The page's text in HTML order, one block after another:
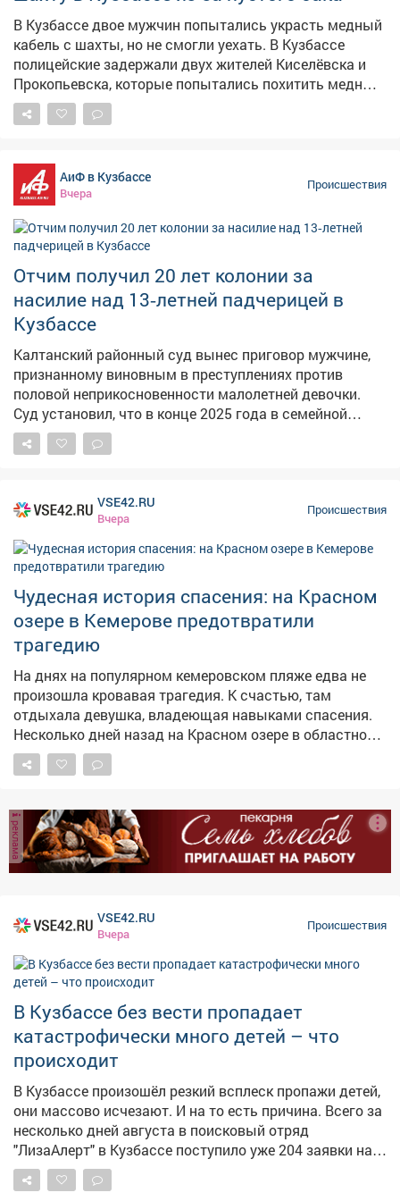
уточнили, что, если бы осётр погиб, ущерб
государству составил бы более 480 тысяч рублей.
Уголовное дело передано в суд для рассмотрения.
Фото: ru.freepik.com
В Кузбассе двое мужчин попытались украсть медный
кабель с шахты, но не смогли уехать. В Кузбассе
полицейские задержали двух жителей Киселёвска и
Прокопьевска, которые попытались похитить медный
кабель с территории угледобывающего предприятия.
Как сообщает ГУ МВД по Кузбассу, сигнал о
заметила двоих неизвестных, которые пытались
украсть кабель длиной более 130 метров. По версии
следствия, злоумышленники отсоединили кабель с
экскаватора, погрузили его в УАЗ, но не смогли уехать.
У них кончился бензин, а потом загорелась машина –
Сумма ущерба превысила 370 тысяч рублей.
Полицейские установили личности подозреваемых –
это 25-летний житель Прокопьевска и 33-летний
киселёвчанин. В отношении них возбуждено уголовное
дело о покушении на кражу в крупном размере.
Максимальное наказание – до шести лет лишения
свободы.
АиФ в Кузбассе
Вчера
Происшествия
Отчим получил 20 лет колонии за
насилие над 13‑летней падчерицей в
Кузбассе
Калтанский районный суд вынес приговор мужчине,
признанному виновным в преступлениях против
половой неприкосновенности малолетней девочки.
Суд установил, что в конце 2025 года в семейной
квартире мужчина, будучи в состоянии алкогольного
опьянения, надругался над своей 13‑летней
тяжесть преступлений, их высокую общественную
опасность и то, что жертвой стал
несовершеннолетний, суд признал подсудимого
виновным. Мужчине назначили 20 лет лишения
свободы - отбывать наказание он будет в
исправительной колонии строгого режима.
Дополнительно суд установил ограничение свободы
сроком на 1 год и 3 месяца. Фото: Изображение
создано с помощью приложения Шедеврум
VSE42.RU
Вчера
Происшествия
Чудесная история спасения: на Красном
озере в Кемерове предотвратили
трагедию
На днях на популярном кемеровском пляже едва не
произошла кровавая трагедия. К счастью, там
отдыхала девушка, владеющая навыками спасения.
Несколько дней назад на Красном озере в областном
центре отдыхавшая женщина оказалась в
смертельной опасности: внезапно началось жуткое
секунды. Отдыхавшая на берегу медработница
бросилась на спасение. – Медицинский работник
Екатерина больше 30 минут, до приезда скорой
помощи, была рядом и поддерживала подругу.
рассказывает подписчица паблика "Инцидент
Кемерово". Другие отдыхавшие тоже не остались в
подручных вещей жгут и следил за временем.
Благодаря всеобщим усилиям женщина осталась
жива, её передали бригаде "скорой". – Это бесконечно
здорово, что в наше непростое время рядом есть
столько замечательных людей! Кемерово и
кемеровчане, вы супер, – высказалась автор
публикации. На днях редакция VSE42.Ru показывала,
как люди отдыхают на Красном озере .
реклама
VSE42.RU
Вчера
Происшествия
В Кузбассе без вести пропадает
катастрофически много детей – что
происходит
В Кузбассе произошёл резкий всплеск пропажи детей,
они массово исчезают. И на то есть причина. Всего за
несколько дней августа в поисковый отряд
"ЛизаАлерт" в Кузбассе поступило уже 204 заявки на
пропавших детей. При этом за весь июль заявок было
148, сообщили сайту VSE42.Ru в отряде. Наблюдается